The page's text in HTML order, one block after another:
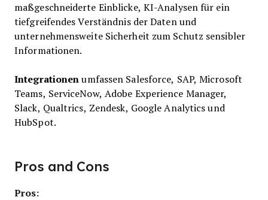
maßgeschneiderte Einblicke, KI-Analysen für ein
tiefgreifendes Verständnis der Daten und
unternehmensweite Sicherheit zum Schutz sensibler
Informationen.
Integrationenumfassen Salesforce, SAP, Microsoft
Teams, ServiceNow, Adobe Experience Manager,
Slack, Qualtrics, Zendesk, Google Analytics und
HubSpot.
Pros and Cons
Pros: